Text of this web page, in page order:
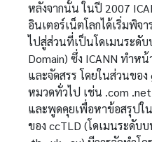
หลังจากนั้น ในปี 2007
อินเตอร์เน็ตโลกได้เริ่มพิจ
ไปสู่ส่วนที่เป็นโดเมนระดั
Domain) ซึ่ง ICANN ทำห
และจัดสรร โดยในส่วนขอ
หมวดทั่วไป เช่น .com
และพูดคุยเพื่อหาข้อสรุปใ
ของ ccTLD (โดเมนระดับ